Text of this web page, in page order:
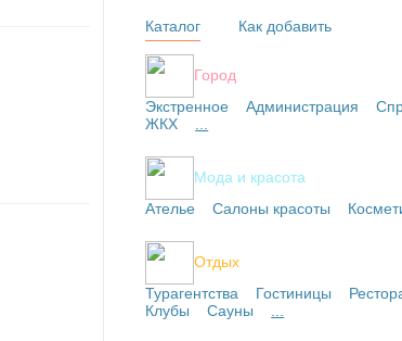
Каталог
Город
Экстренное
Администрация
ЖКХ
Мода и красота
Ателье
Салоны красоты
Отдых
Турагентства
Гостиницы
Клубы
Сауны
Как добавить